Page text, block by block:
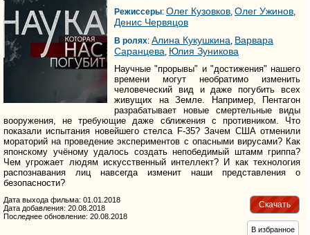
Режиссеры: Олег Кузовков, Олег Ужинов,
Денис Червяцов
В ролях: Алина Кукушкина, Варвара
Саранцева, Юлия Зуникова
Научные "прорывы" и "достижения" нашего
времени могут необратимо изменить
человеческий вид и даже погубить всех
живущих на Земле. Например, Пентагон
разрабатывает новые смертельные виды
вооружения, не требующие даже сближения с противником. Что
показали испытания новейшего стелса F-35? Зачем США отменили
мораторий на проведение экспериментов с опасными вирусами? Как
японскому учёному удалось создать непобедимый штамм гриппа?
Чем угрожает людям искусственный интеллект? И как технология
распознавания лиц навсегда изменит наши представления о
безопасности?
Скачать
Дата выхода фильма: 01.01.2018
Дата добавления: 20.08.2018
Последнее обновление: 20.08.2018
В избранное